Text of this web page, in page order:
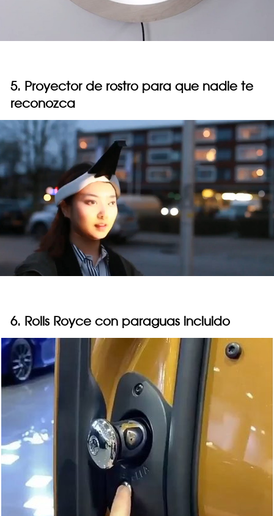
5. Proyector de rostro para que nadie te
reconozca
6. Rolls Royce con paraguas incluido